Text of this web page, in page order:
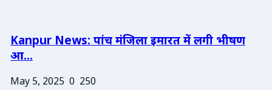
Kanpur News: पांच मंजिला इमारत में लगी भीषण
आ...
May 5, 2025 0 250